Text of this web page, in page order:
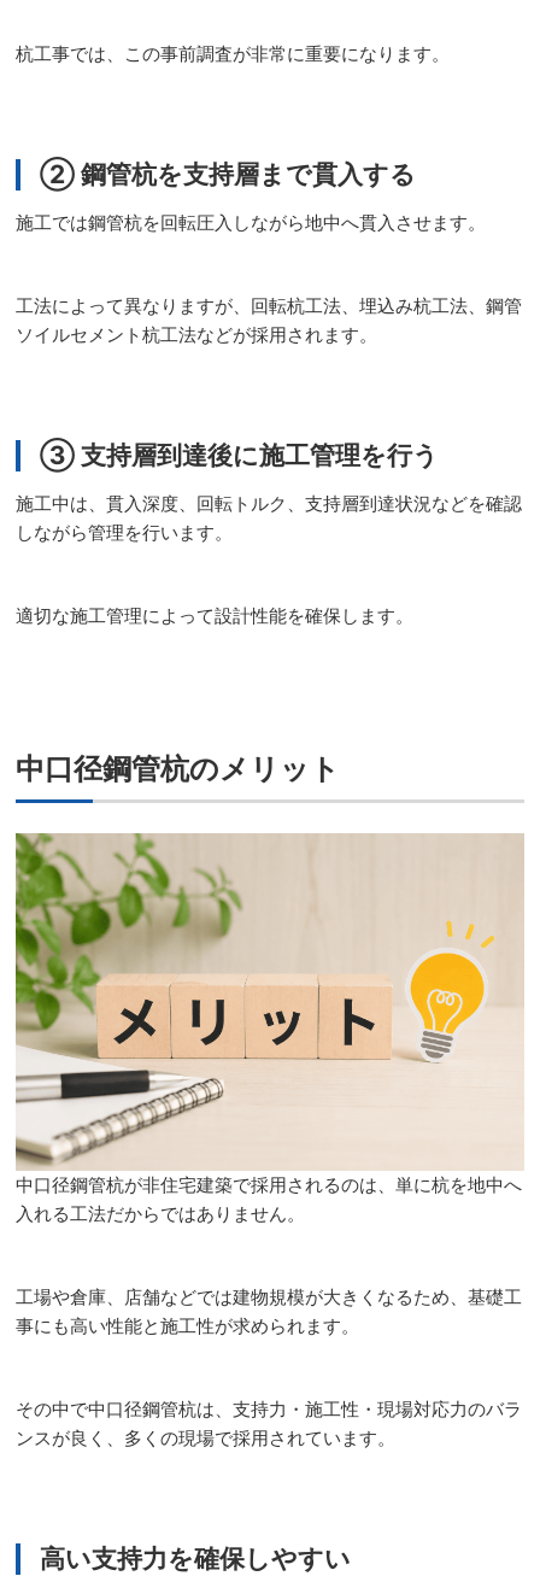
杭工事では、この事前調査が非常に重要になります。
② 鋼管杭を支持層まで貫入する
施工では鋼管杭を回転圧入しながら地中へ貫入させます。
工法によって異なりますが、回転杭工法、埋込み杭工法、鋼管
ソイルセメント杭工法などが採用されます。
③ 支持層到達後に施工管理を行う
施工中は、貫入深度、回転トルク、支持層到達状況などを確認
しながら管理を行います。
適切な施工管理によって設計性能を確保します。
中口径鋼管杭のメリット
中口径鋼管杭が非住宅建築で採用されるのは、単に杭を地中へ
入れる工法だからではありません。
工場や倉庫、店舗などでは建物規模が大きくなるため、基礎工
事にも高い性能と施工性が求められます。
その中で中口径鋼管杭は、支持力・施工性・現場対応力のバラ
ンスが良く、多くの現場で採用されています。
高い支持力を確保しやすい